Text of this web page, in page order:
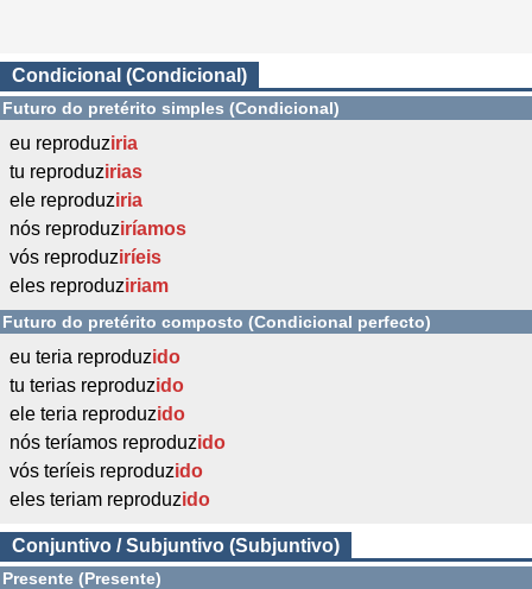
Condicional (Condicional)
Futuro do pretérito simples (Condicional)
eu reproduziria
tu reproduzirias
ele reproduziria
nós reproduziríamos
vós reproduziríeis
eles reproduziriam
Futuro do pretérito composto (Condicional perfecto)
eu teria reproduzido
tu terias reproduzido
ele teria reproduzido
nós teríamos reproduzido
vós teríeis reproduzido
eles teriam reproduzido
Conjuntivo / Subjuntivo (Subjuntivo)
Presente (Presente)